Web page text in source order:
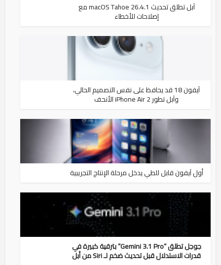
آبل تطلق تحديث macOS Tahoe 26.4.1 مع
إصلاحات للأخطاء
آيفون 18 قد يحافظ على نفس التصميم الحالي،
وآبل تطور iPhone Air 2 الأنحف
أول آيفون قابل للطي يدخل مرحلة الإنتاج التجريبية
جوجل تطلق “Gemini 3.1 Pro” بترقية كبيرة في
قدرات الاستدلال قبل تحديث ضخم لـ Siri من أبل